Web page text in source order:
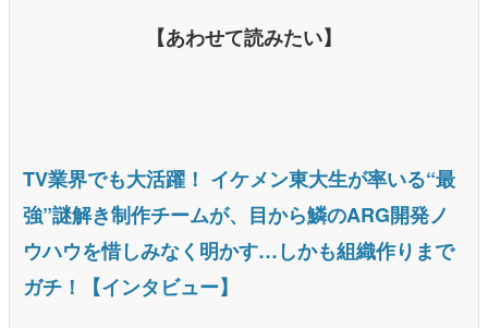
【あわせて読みたい】
TV業界でも大活躍！ イケメン東大生が率いる“最
強”謎解き制作チームが、目から鱗のARG開発ノ
ウハウを惜しみなく明かす…しかも組織作りまで
ガチ！【インタビュー】